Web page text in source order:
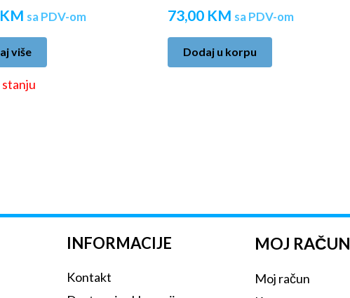
KM sa PDV-om
više
stanju
73,00 KM sa PDV-om
Dodaj u korpu
INFORMACIJE
Kontakt
MOJ RAČUN
Moj račun